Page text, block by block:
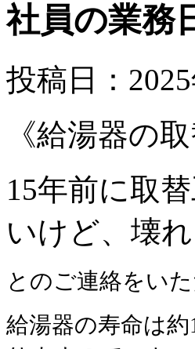
社員の業務
投稿日：
《給湯器の取
15年前に取
いけど、壊
とのご連絡をいた
給湯器の寿命は